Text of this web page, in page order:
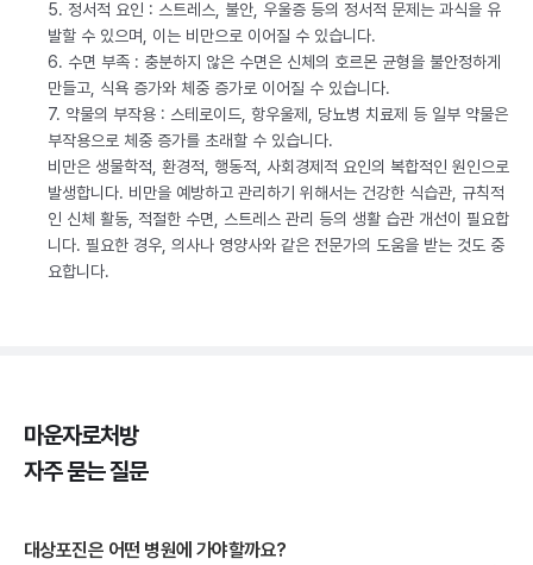
5. 정서적 요인 : 스트레스, 불안, 우울증 등의 정서적 문제는 과식을 유
발할 수 있으며, 이는 비만으로 이어질 수 있습니다.
6. 수면 부족 : 충분하지 않은 수면은 신체의 호르몬 균형을 불안정하게
만들고, 식욕 증가와 체중 증가로 이어질 수 있습니다.
7. 약물의 부작용 : 스테로이드, 항우울제, 당뇨병 치료제 등 일부 약물은
부작용으로 체중 증가를 초래할 수 있습니다.
비만은 생물학적, 환경적, 행동적, 사회경제적 요인의 복합적인 원인으로
발생합니다. 비만을 예방하고 관리하기 위해서는 건강한 식습관, 규칙적
인 신체 활동, 적절한 수면, 스트레스 관리 등의 생활 습관 개선이 필요합
니다. 필요한 경우, 의사나 영양사와 같은 전문가의 도움을 받는 것도 중
요합니다.
마운자로처방
자주 묻는 질문
대상포진은 어떤 병원에 가야할까요?